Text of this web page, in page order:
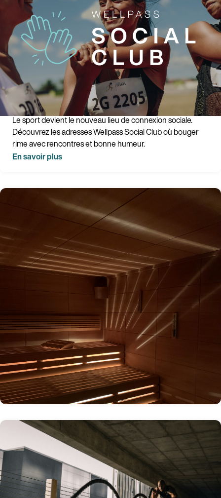
Les meilleurs studios sport & café pour bouger
autrement en 2026
Le sport devient le nouveau lieu de connexion sociale.
Découvrez les adresses Wellpass Social Club où bouger
rime avec rencontres et bonne humeur.
En savoir plus
Sauna, yoga, cryothérapie : les meilleures
adresses récup en Belgique
Ces cinq adresses belges ont fait de la longévité leur ADN.
Ce ne sont pas des spas éphémères, mais des lieux où l'on
revient semaine après semaine, parce que ça marche.
En savoir plus